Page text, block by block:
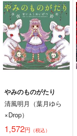
神座万象・第十四機
関
専売 2,178円（税込）
オリジナル
サンプル
カート
やみのものがたり
清風明月（葉月ゆら
×Drop）
1,572円 （税込）